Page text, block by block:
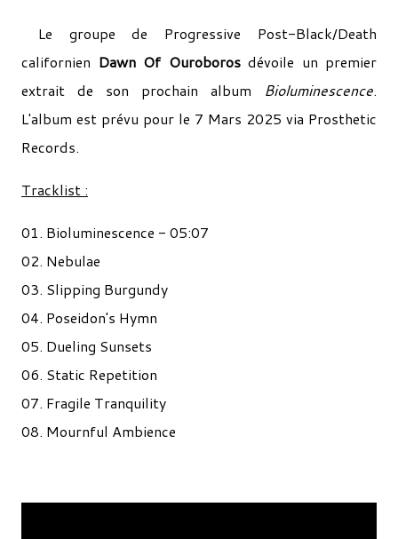
Le groupe de Progressive Post-Black/Death
californien Dawn Of Ouroborosdévoile un premier
extrait de son prochain album Bioluminescence.
L'album est prévu pour le 7 Mars 2025 via Prosthetic
Records.
Tracklist :
01. Bioluminescence - 05:07
02. Nebulae
03. Slipping Burgundy
04. Poseidon's Hymn
05. Dueling Sunsets
06. Static Repetition
07. Fragile Tranquility
08. Mournful Ambience